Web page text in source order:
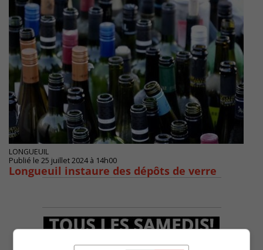
LONGUEUIL
Publié le 25 juillet 2024 à 14h00
Longueuil instaure des dépôts de verre